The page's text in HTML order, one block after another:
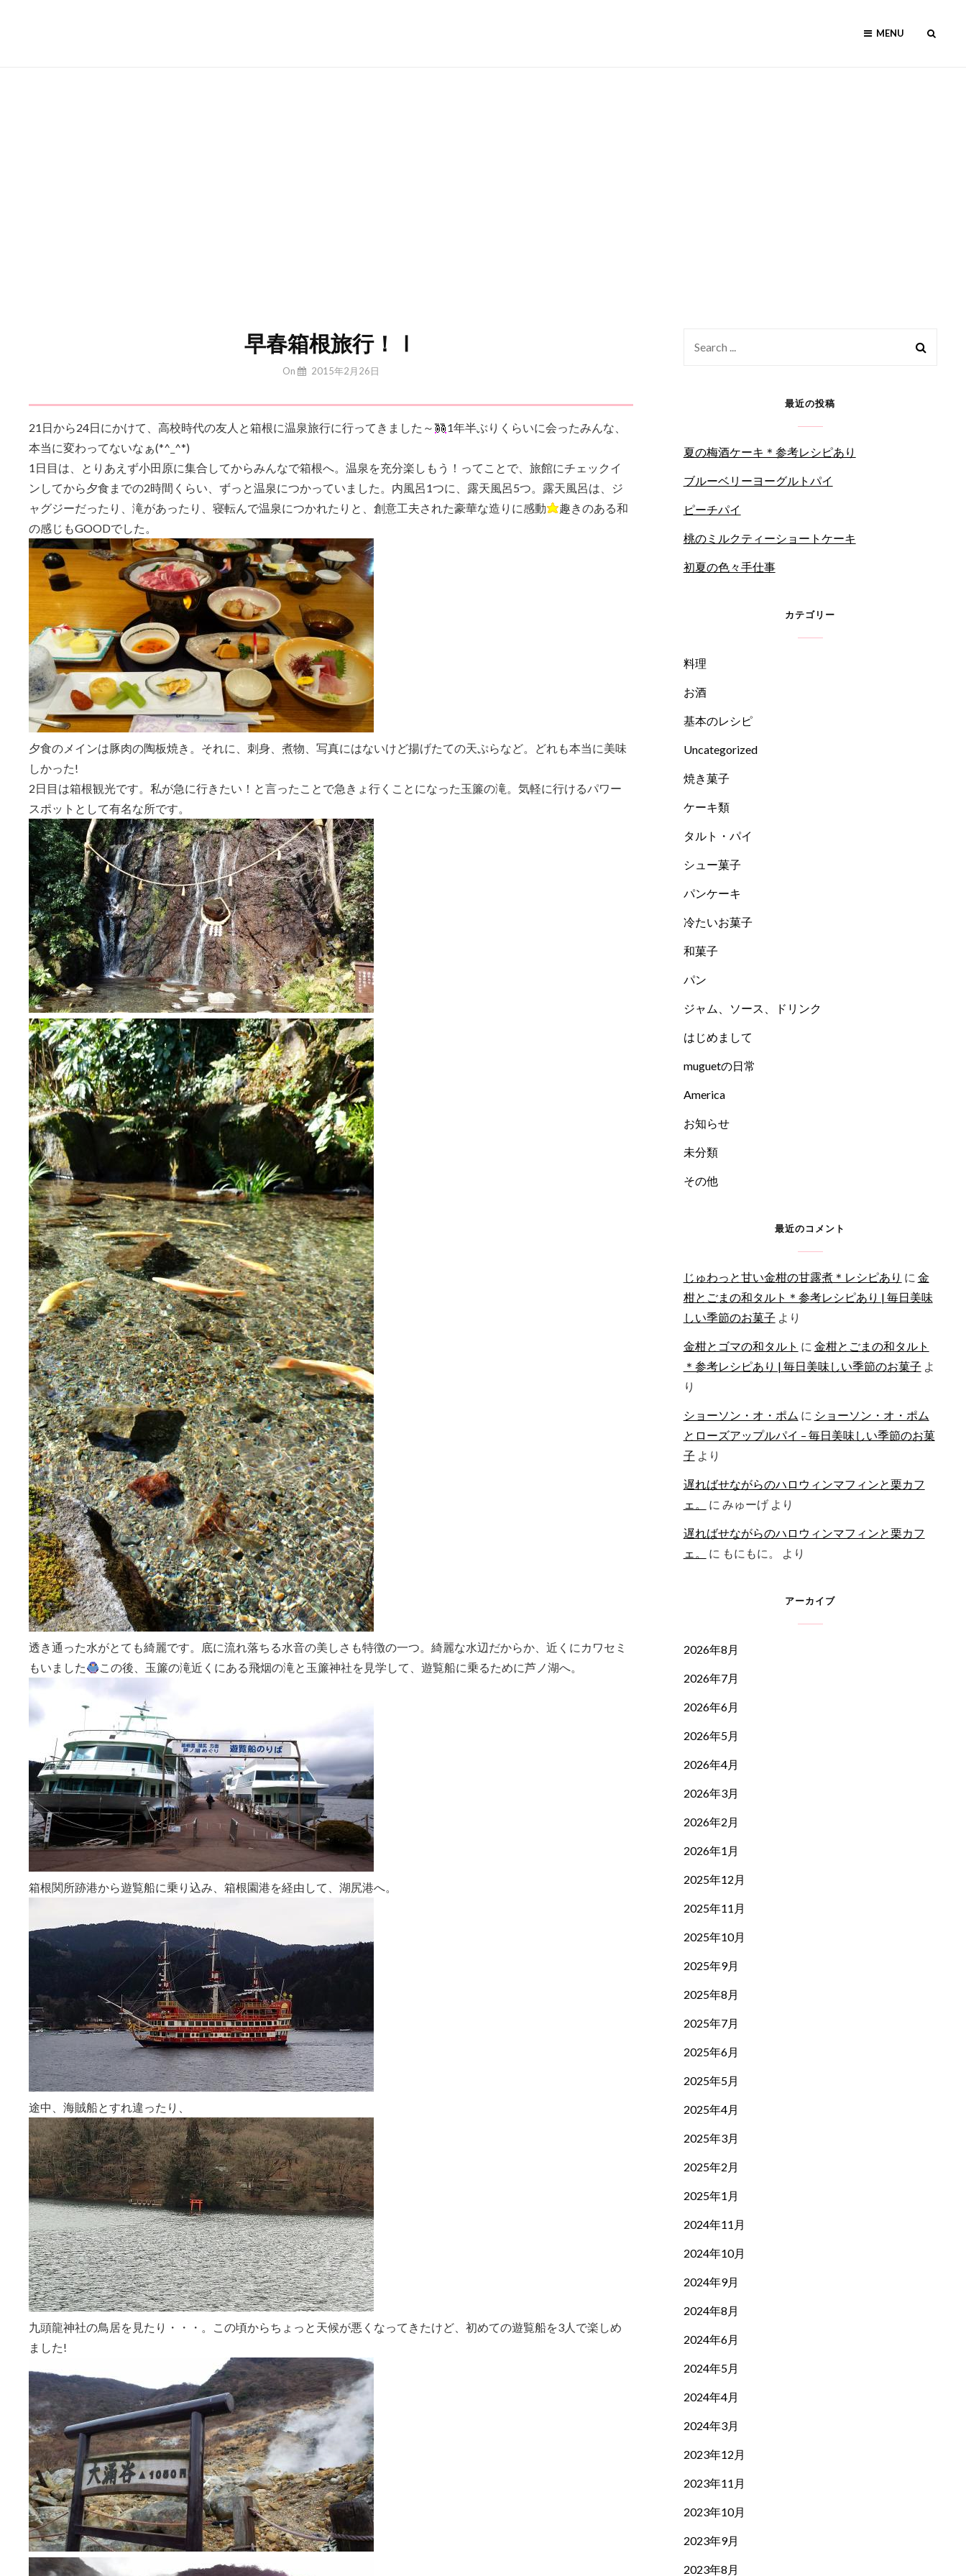
MENU
早春箱根旅行！Ⅰ
By
On 2015年2月26日
21日から24日にかけて、高校時代の友人と箱根に温泉旅行に行ってきました～
1年半ぶりくらいに会ったみんな、
本当に変わってないなぁ(*^_^*)
1日目は、とりあえず小田原に集合してからみんなで箱根へ。温泉を充分楽しもう！ってことで、旅館にチェックイ
ンしてから夕食までの2時間くらい、ずっと温泉につかっていました。内風呂1つに、露天風呂5つ。露天風呂は、ジ
ャグジーだったり、滝があったり、寝転んで温泉につかれたりと、創意工夫された豪華な造りに感動
趣きのある和
の感じもGOODでした。
夕食のメインは豚肉の陶板焼き。それに、刺身、煮物、写真にはないけど揚げたての天ぷらなど。どれも本当に美味
しかった!
2日目は箱根観光です。私が急に行きたい！と言ったことで急きょ行くことになった玉簾の滝。気軽に行けるパワー
スポットとして有名な所です。
透き通った水がとても綺麗です。底に流れ落ちる水音の美しさも特徴の一つ。綺麗な水辺だからか、近くにカワセミ
もいました
この後、玉簾の滝近くにある飛烟の滝と玉簾神社を見学して、遊覧船に乗るために芦ノ湖へ。
箱根関所跡港から遊覧船に乗り込み、箱根園港を経由して、湖尻港へ。
途中、海賊船とすれ違ったり、
九頭龍神社の鳥居を見たり・・・。この頃からちょっと天候が悪くなってきたけど、初めての遊覧船を3人で楽しめ
ました!
最近の投稿
夏の梅酒ケーキ＊参考レシピあり
ブルーベリーヨーグルトパイ
ピーチパイ
桃のミルクティーショートケーキ
初夏の色々手仕事
カテゴリー
料理
お酒
基本のレシピ
Uncategorized
焼き菓子
ケーキ類
タルト・パイ
シュー菓子
パンケーキ
冷たいお菓子
和菓子
パン
ジャム、ソース、ドリンク
はじめまして
muguetの日常
America
お知らせ
未分類
その他
最近のコメント
じゅわっと甘い金柑の甘露煮＊レシピあり に 金
柑とごまの和タルト＊参考レシピあり | 毎日美味
しい季節のお菓子 より
金柑とゴマの和タルト に 金柑とごまの和タルト
＊参考レシピあり | 毎日美味しい季節のお菓子 よ
り
ショーソン・オ・ポム に ショーソン・オ・ポム
とローズアップルパイ – 毎日美味しい季節のお菓
子 より
遅ればせながらのハロウィンマフィンと栗カフ
ェ。
に みゅーげより
遅ればせながらのハロウィンマフィンと栗カフ
ェ。
に もにもに。 より
アーカイブ
2026年8月
2026年7月
2026年6月
2026年5月
2026年4月
2026年3月
2026年2月
2026年1月
2025年12月
2025年11月
2025年10月
2025年9月
2025年8月
2025年7月
2025年6月
2025年5月
2025年4月
2025年3月
2025年2月
2025年1月
2024年11月
2024年10月
2024年9月
2024年8月
2024年6月
2024年5月
2024年4月
2024年3月
2023年12月
2023年11月
2023年10月
2023年9月
2023年8月